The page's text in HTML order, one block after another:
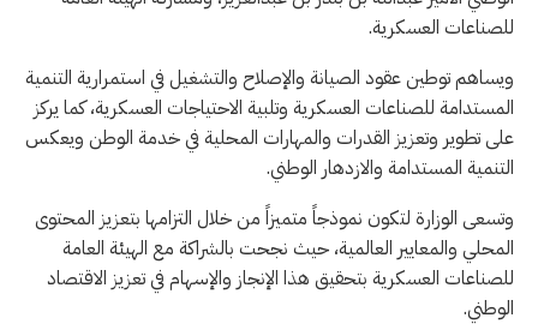
للصناعات العسكرية.
ويساهم توطين عقود الصيانة والإصلاح والتشغيل في استمرارية التنمية
المستدامة للصناعات العسكرية وتلبية الاحتياجات العسكرية، كما يركز
على تطوير وتعزيز القدرات والمهارات المحلية في خدمة الوطن ويعكس
التنمية المستدامة والازدهار الوطني.
وتسعى الوزارة لتكون نموذجاً متميزاً من خلال التزامها بتعزيز المحتوى
المحلي والمعايير العالمية، حيث نجحت بالشراكة مع الهيئة العامة
للصناعات العسكرية بتحقيق هذا الإنجاز والإسهام في تعزيز الاقتصاد
الوطني.